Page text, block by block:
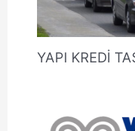
YAPI KREDİ